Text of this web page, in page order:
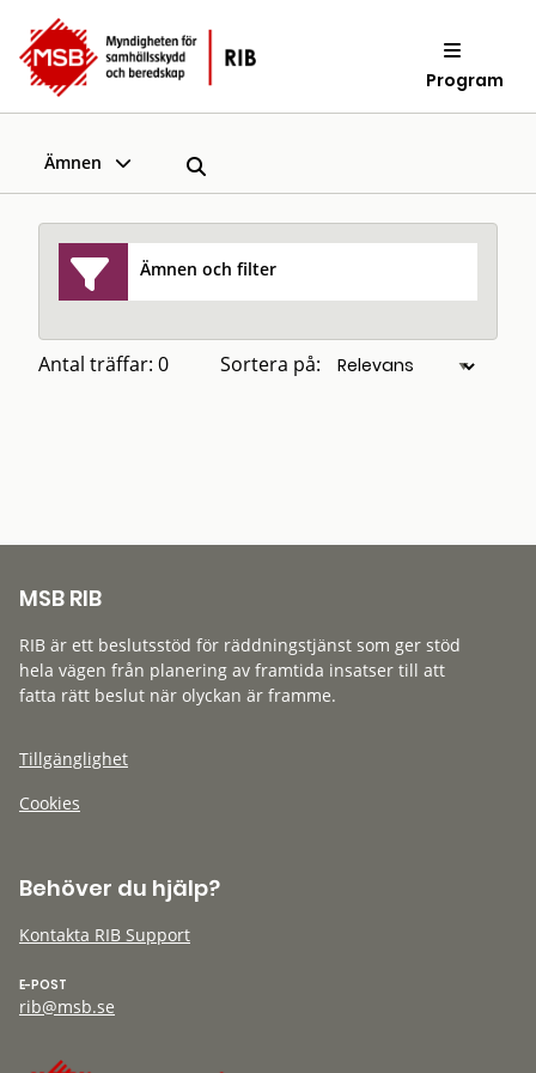
Program
Ämnen
Ämnen och filter
Antal träffar: 0 Sortera på:
MSB RIB
RIB är ett beslutsstöd för räddningstjänst som ger stöd
hela vägen från planering av framtida insatser till att
fatta rätt beslut när olyckan är framme.
Tillgänglighet
Cookies
Behöver du hjälp?
Kontakta RIB Support
E-POST
rib@msb.se